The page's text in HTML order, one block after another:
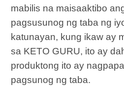
mabilis na maisaaktibo
pagsusunog ng taba ng
katunayan, kung ikaw ay
sa KETO GURU, ito ay
produktong ito ay
pagsunog ng taba.